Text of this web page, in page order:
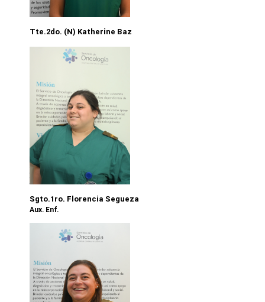
Tte.2do. (N) Katherine Baz
Sgto.1ro. Florencia Segueza
Aux. Enf.